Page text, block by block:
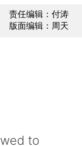
责任编辑：付涛
版面编辑：周天
to